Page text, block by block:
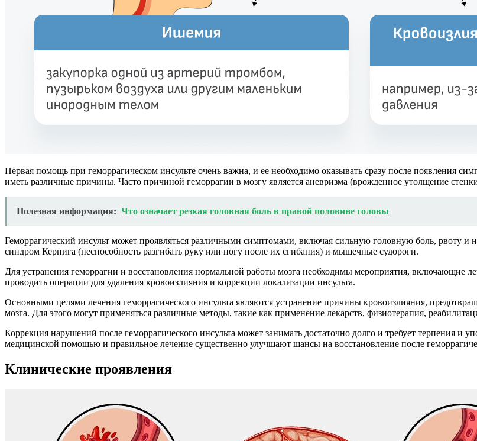
Первая помощь при геморрагическом инсульте очень важна, и ее необходимо оказывать сразу после появления
иметь различные причины. Часто причиной геморрагии в мозгу является аневризма (врожденное утолщение
Полезная информация: Что означает резкая головная боль в правой половине головы
Геморрагический инсульт может проявляться различными симптомами, включая сильную головную боль, рвоту и
синдром Кернига (неспособность разгибать руку или ногу после их сгибания) и мышечные судороги.
Для устранения геморрагии и восстановления нормальной работы мозга необходимы мероприятия, включающие
проводить операции для удаления кровоизлияния и коррекции локализации инсульта.
Основными целями лечения геморрагического инсульта являются устранение причины кровоизлияния,
мозга. Для этого могут применяться различные методы, такие как применение лекарств, физиотерапия,
Коррекция нарушений после геморрагического инсульта может занимать достаточно долго и требует терпения и
медицинской помощью и правильное лечение существенно улучшают шансы на восстановление после
Клинические проявления